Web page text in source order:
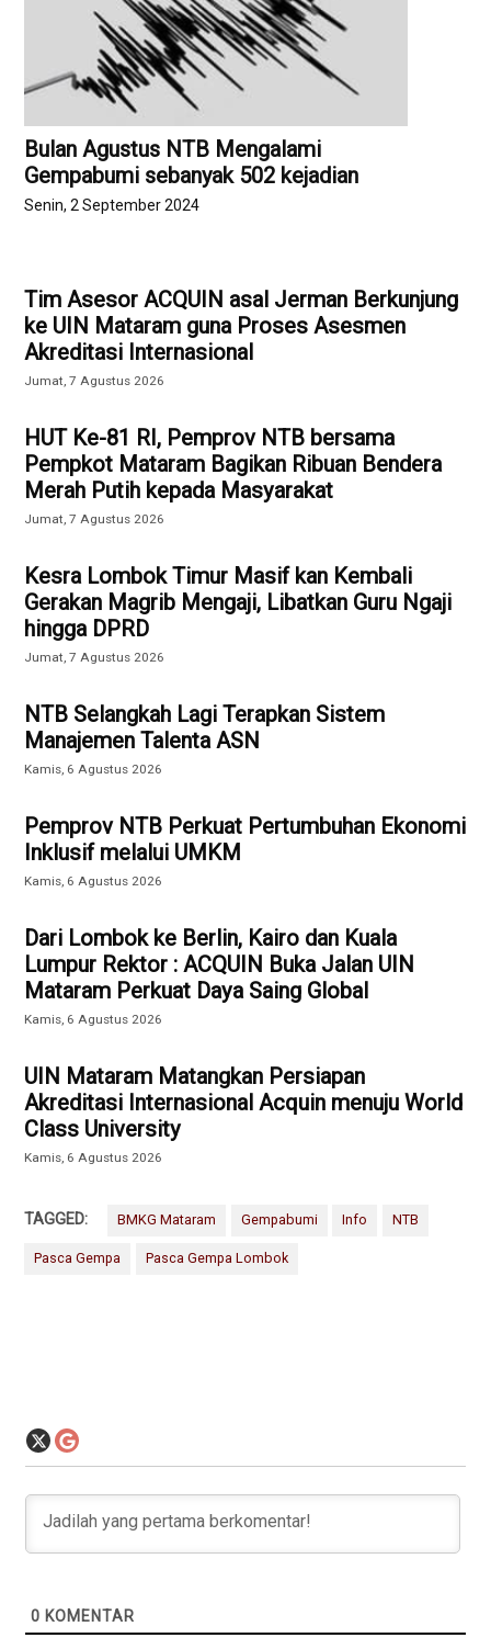
Bulan Agustus NTB Mengalami
Gempabumi sebanyak 502 kejadian
Senin, 2 September 2024
Tim Asesor ACQUIN asal Jerman Berkunjung
ke UIN Mataram guna Proses Asesmen
Akreditasi Internasional
Jumat, 7 Agustus 2026
HUT Ke-81 RI, Pemprov NTB bersama
Pempkot Mataram Bagikan Ribuan Bendera
Merah Putih kepada Masyarakat
Jumat, 7 Agustus 2026
Kesra Lombok Timur Masif kan Kembali
Gerakan Magrib Mengaji, Libatkan Guru Ngaji
hingga DPRD
Jumat, 7 Agustus 2026
NTB Selangkah Lagi Terapkan Sistem
Manajemen Talenta ASN
Kamis, 6 Agustus 2026
Pemprov NTB Perkuat Pertumbuhan Ekonomi
Inklusif melalui UMKM
Kamis, 6 Agustus 2026
Dari Lombok ke Berlin, Kairo dan Kuala
Lumpur Rektor : ACQUIN Buka Jalan UIN
Mataram Perkuat Daya Saing Global
Kamis, 6 Agustus 2026
UIN Mataram Matangkan Persiapan
Akreditasi Internasional Acquin menuju World
Class University
Kamis, 6 Agustus 2026
TAGGED: BMKG Mataram Gempabumi Info NTB
Pasca Gempa Pasca Gempa Lombok
0 KOMENTAR